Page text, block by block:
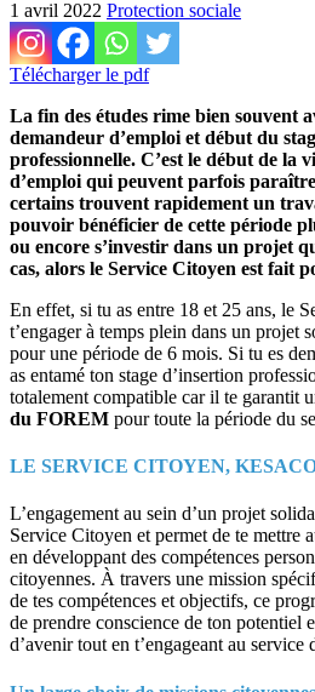
1 avril 2022 Protection sociale
Télécharger le pdf
La fin des études rime bien souvent
demandeur d’emploi et début du
professionnelle. C’est le début de la
d’emploi qui peuvent parfois
certains trouvent rapidement un
pouvoir bénéficier de cette période
ou encore s’investir dans un projet
cas, alors le Service Citoyen est fait
En effet, si tu as entre 18 et 25 ans, le
t’engager à temps plein dans un projet
pour une période de 6 mois. Si tu es
as entamé ton stage d’insertion
totalement compatible car il te garantit
du FOREM pour toute la période du
LE SERVICE CITOYEN,
L’engagement au sein d’un projet
Service Citoyen et permet de te mettre
en développant des compétences
citoyennes. À travers une mission
de tes compétences et objectifs, ce
de prendre conscience de ton potentiel
d’avenir tout en t’engageant au service